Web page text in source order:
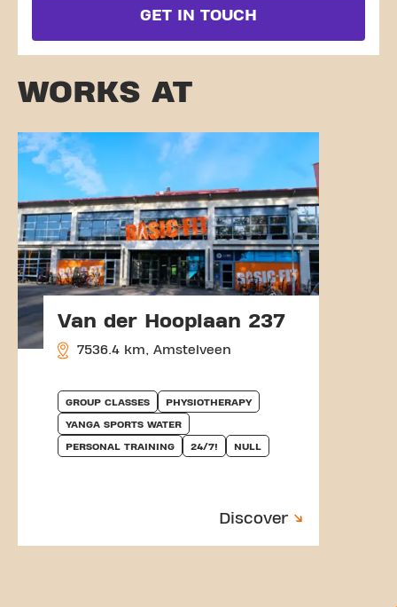
GET IN TOUCH
WORKS AT
Van der Hooplaan 237
7536.4 km, Amstelveen
GROUP CLASSES PHYSIOTHERAPY
YANGA SPORTS WATER
PERSONAL TRAINING 24/7! NULL
Discover